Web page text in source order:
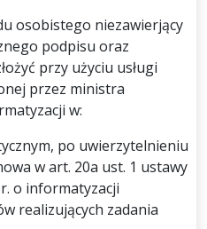
osobistego niezawierjący
podpisu oraz
przy użyciu usługi
przez ministra
w:
po uwierzytelnieniu
w art. 20a ust. 1 ustawy
o informatyzacji
realizujących zadania